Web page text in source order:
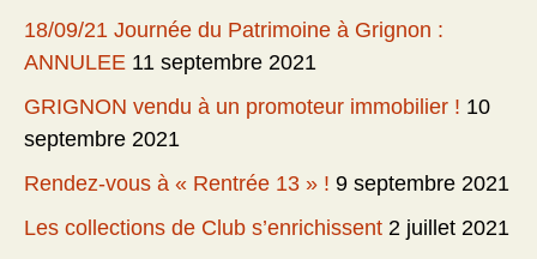
18/09/21 Journée du Patrimoine à Grignon :
ANNULEE 11 septembre 2021
GRIGNON vendu à un promoteur immobilier ! 10
septembre 2021
Rendez-vous à « Rentrée 13 » ! 9 septembre 2021
Les collections de Club s’enrichissent 2 juillet 2021